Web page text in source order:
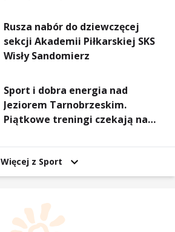
Rusza nabór do dziewczęcej
sekcji Akademii Piłkarskiej SKS
Wisły Sandomierz
Sport i dobra energia nad
Jeziorem Tarnobrzeskim.
Piątkowe treningi czekają na
Więcej z Sport